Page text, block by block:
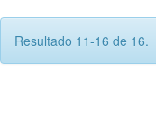
Resultado 11-16 de 16.